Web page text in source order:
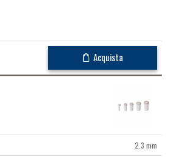
Acquista
2.3 mm